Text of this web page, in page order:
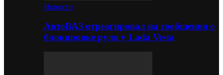
Новости
АвтоВАЗ отреагировал на сообщения о
блокировке руля у Lada Vesta